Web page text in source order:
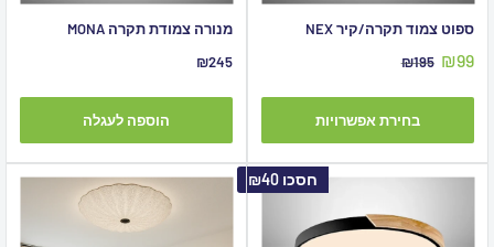
ספוט צמוד תקרה/קיר NEX
מחיר
₪99 מחיר
₪195
בחירת אפשרויות
מנורה צמודת תקרה MONA
מחיר
₪245
הוספה לעגלה
חסכו ₪40